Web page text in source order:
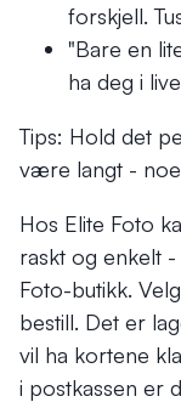
forskjell.
"Bare en
ha deg i
Tips: Hold det
være langt -
Hos Elite Foto
raskt og enkelt
Foto-butikk.
bestill. Det er
vil ha kortene
i postkassen er